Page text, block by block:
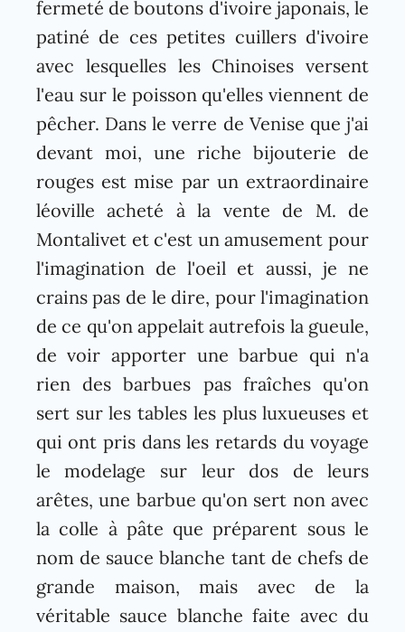
fermeté de boutons d'ivoire japonais, le
patiné de ces petites cuillers d'ivoire
avec lesquelles les Chinoises versent
l'eau sur le poisson qu'elles viennent de
pêcher. Dans le verre de Venise que j'ai
devant moi, une riche bijouterie de
rouges est mise par un extraordinaire
léoville acheté à la vente de M. de
Montalivet et c'est un amusement pour
l'imagination de l'oeil et aussi, je ne
crains pas de le dire, pour l'imagination
de ce qu'on appelait autrefois la gueule,
de voir apporter une barbue qui n'a
rien des barbues pas fraîches qu'on
sert sur les tables les plus luxueuses et
qui ont pris dans les retards du voyage
le modelage sur leur dos de leurs
arêtes, une barbue qu'on sert non avec
la colle à pâte que préparent sous le
nom de sauce blanche tant de chefs de
grande maison, mais avec de la
véritable sauce blanche faite avec du